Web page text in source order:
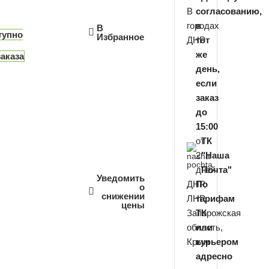
В
Избранное
Уведомить
о
снижении
цены
В
городах
ДНР
согласованию,
в
тот
же
день,
если
заказ
до
15:00
ТК
"Наша
Почта"
ДНР,
ЛНР,
Запорожская
область,
Крым
от
2
дней
По
тарифам
ТК
или
курьером
адресно